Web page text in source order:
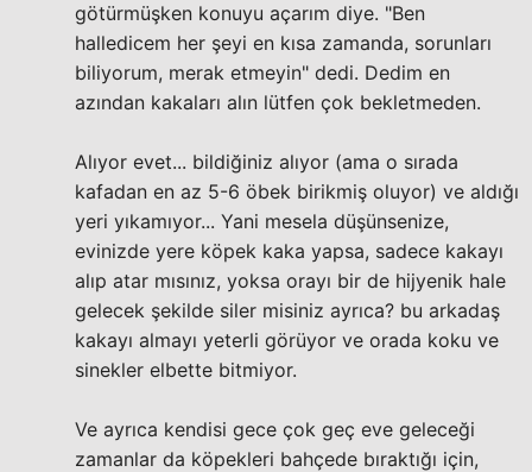
götürmüşken konuyu açarım diye. "Ben
halledicem her şeyi en kısa zamanda, sorunları
biliyorum, merak etmeyin" dedi. Dedim en
azından kakaları alın lütfen çok bekletmeden.
Alıyor evet... bildiğiniz alıyor (ama o sırada
kafadan en az 5-6 öbek birikmiş oluyor) ve aldığı
yeri yıkamıyor... Yani mesela düşünsenize,
evinizde yere köpek kaka yapsa, sadece kakayı
alıp atar mısınız, yoksa orayı bir de hijyenik hale
gelecek şekilde siler misiniz ayrıca? bu arkadaş
kakayı almayı yeterli görüyor ve orada koku ve
sinekler elbette bitmiyor.
Ve ayrıca kendisi gece çok geç eve geleceği
zamanlar da köpekleri bahçede bıraktığı için,